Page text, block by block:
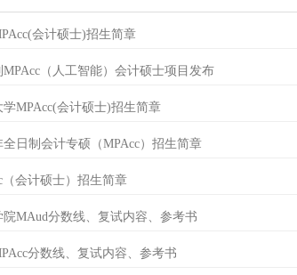
会计硕士)招生简章
（人工智能）会计硕士项目发布
MPAcc(会计硕士)招生简章
日制会计专硕（MPAcc）招生简章
（会计硕士）招生简章
MAud分数线、复试内容、参考书
分数线、复试内容、参考书